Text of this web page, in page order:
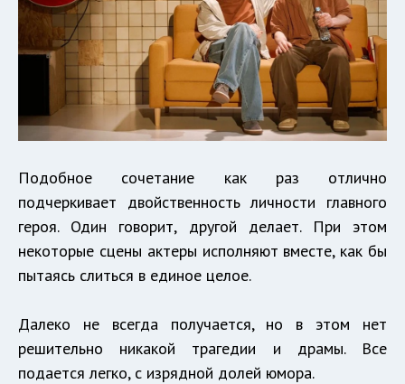
Подобное сочетание как раз отлично
подчеркивает двойственность личности главного
героя. Один говорит, другой делает. При этом
некоторые сцены актеры исполняют вместе, как бы
пытаясь слиться в единое целое.
Далеко не всегда получается, но в этом нет
решительно никакой трагедии и драмы. Все
подается легко, с изрядной долей юмора.